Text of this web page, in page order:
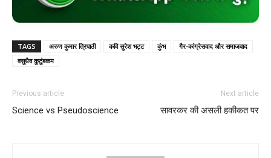
TAGS अरुण कुमार त्रिपाठी कवि सुरेश भट्ट कुंभ
गैर-कांग्रेसवाद और समाजवाद
वसुधैव कुटुंबकम
Previous article
Science vs Pseudoscience
Next article
सावरकर की असली हकीकत पर